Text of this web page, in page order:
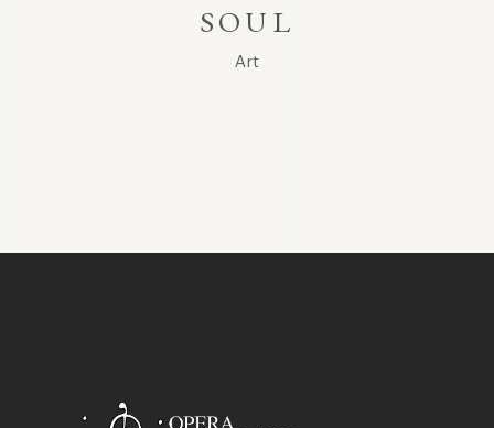
SOUL
Art